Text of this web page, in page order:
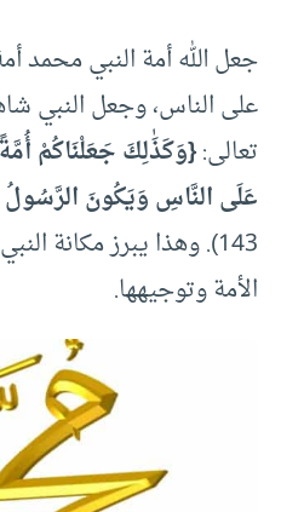
جعل الله أمة النبي محمد
على الناس، وجعل النبي
تعالى:{وَكَذَٰلِكَ جَعَلْنَاكُمْ
عَلَى النَّاسِ وَيَكُونَ
143). وهذا يبرز مكانة
الأمة وتوجيهها.